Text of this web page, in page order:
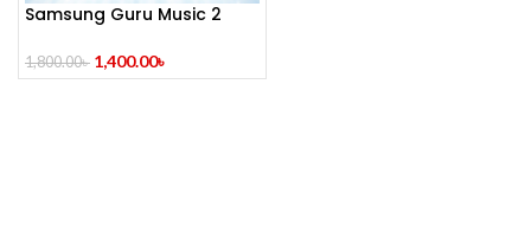
Samsung Guru Music 2
1,800.00৳ 1,400.00৳